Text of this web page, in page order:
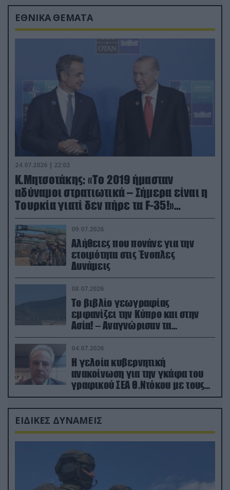
ΕΘΝΙΚΑ ΘΕΜΑΤΑ
24.07.2026 | 22:02
Κ.Μητσοτάκης: «Το 2019 ήμασταν
αδύναμοι στρατιωτικά – Σήμερα είναι η
Τουρκία γιατί δεν πήρε τα F-35!»
(βίντεο)
09.07.2026
Αλήθειες που πονάνε για την
ετοιμότητα στις Ένοπλες
Δυνάμεις
08.07.2026
Το βιβλίο γεωγραφίας
εμφανίζει την Κύπρο και στην
Ασία! – Αναγνώρισαν τα
κατεχόμενα; (φωτο)
04.07.2026
Η γελοία κυβερνητική
ανακοίνωση για την γκάφα του
γραφικού ΣΕΑ Θ.Ντόκου με τους
Ρώσους φαρσέρ
ΕΙΔΙΚΕΣ ΔΥΝΑΜΕΙΣ